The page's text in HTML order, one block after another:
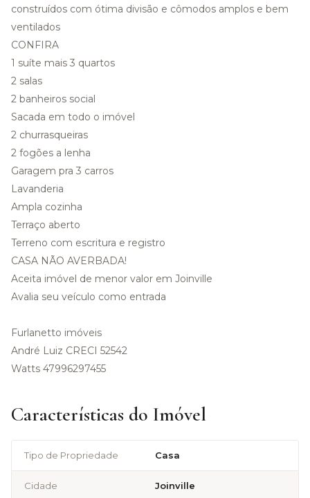
construídos com ótima divisão e cômodos amplos e bem
ventilados
CONFIRA
1 suíte mais 3 quartos
2 salas
2 banheiros social
Sacada em todo o imóvel
2 churrasqueiras
2 fogões a lenha
Garagem pra 3 carros
Lavanderia
Ampla cozinha
Terraço aberto
Terreno com escritura e registro
CASA NÃO AVERBADA!
Aceita imóvel de menor valor em Joinville
Avalia seu veículo como entrada
Furlanetto imóveis
André Luiz CRECI 52542
Watts 47996297455
Características do Imóvel
Tipo de Propriedade Casa
Cidade Joinville